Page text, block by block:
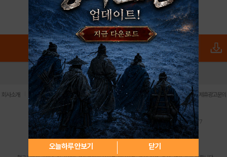
오늘하루 안보기 닫기
로그인 PC버전 전체앱
회사소개 이용약관 | 개인정보 처리방침 | 청소년 보호정책 | 불법촬영물 신고센터 | 제휴광고문의
사업자등록번호:119-86-61101 (주)스마트나우 대표이사:송현두
주소: 서울시 금천구 가산디지털1로 171 연락처:063-284-8635 팩스:02-6265-0377
청소년보호책임자:김동욱desk@hungryapp.co.kr
등록번호:서울아02322 | 등록일자:2016년4월25일
발행인:(주)스마트나우 송현두 | 편집인:김동욱